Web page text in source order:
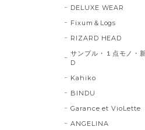
DELUXE WEAR
Fixum＆Logs
RIZARD HEAD
サンプル・１点モノ・
D
Kahiko
BINDU
Garance et VioLette
ANGELINA